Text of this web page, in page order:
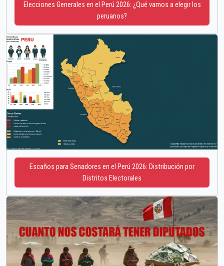
Elecciones Generales en el Perú 2026: ¿Qué vamos a elegir los
peruanos?
Escaños para Senadores en el Perú 2026: Distribución por
Distritos Electorales